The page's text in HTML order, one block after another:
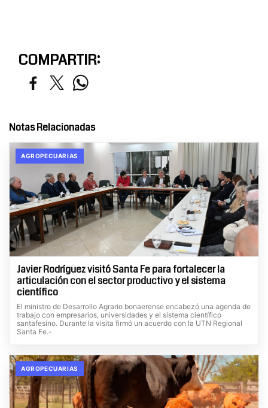
COMPARTIR:
Notas Relacionadas
AGROPECUARIAS
Javier Rodríguez visitó Santa Fe para fortalecer la
articulación con el sector productivo y el sistema
científico
El ministro de Desarrollo Agrario bonaerense encabezó una agenda de
trabajo con empresarios, universidades y el sistema científico
santafesino. Durante la visita firmó un acuerdo con la UTN Regional
Santa Fe.-
AGROPECUARIAS